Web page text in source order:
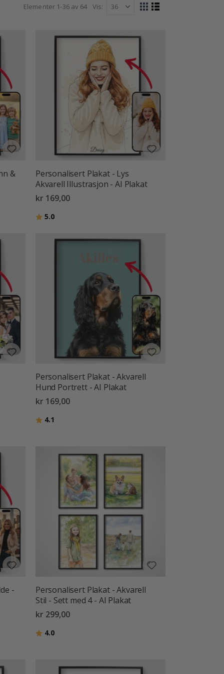
standout piece for your home, our personalised
Elementer 1-36av 64 Vis
Vise
Rutenett
Liste
&
Personalisert Plakat - Lys
Akvarell Illustrasjon - AI Plakat
kr 169,00
Karakter:
5.0av 5 mulige
Personalisert Plakat - Akvarell
Hund Portrett - AI Plakat
kr 169,00
Karakter:
4.1
-
Personalisert Plakat - Akvarell
Stil - Sett med 4 - AI Plakat
kr 299,00
Karakter:
4.0av 5 mulige